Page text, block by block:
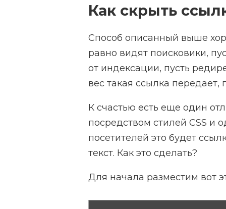
Как скрыть
Способ описанный выше
равно видят поисковики,
от индексации, пусть
вес такая ссылка
К счастью есть еще один
посредством стилей CSS и
посетителей это будет
текст. Как это сделать?
Для начала разместим вот